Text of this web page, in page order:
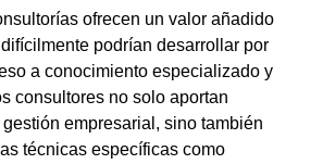
ofrecen un valor añadido
podrían desarrollar por
a conocimiento especializado y
consultores no solo aportan
empresarial, sino también
técnicas específicas como